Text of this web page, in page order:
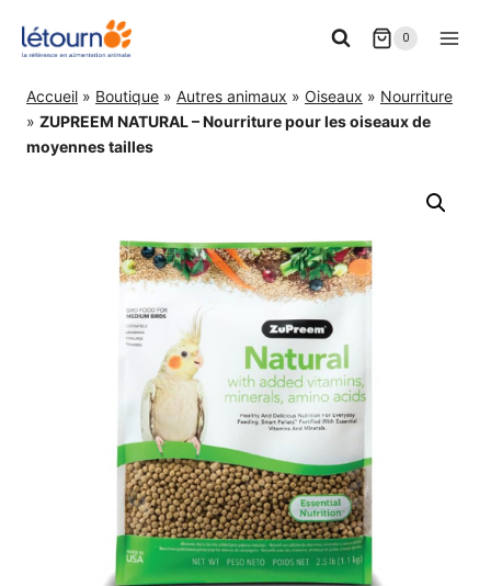
0
Accueil » Boutique » Autres animaux » Oiseaux » Nourriture
» ZUPREEM NATURAL – Nourriture pour les oiseaux de
moyennes tailles